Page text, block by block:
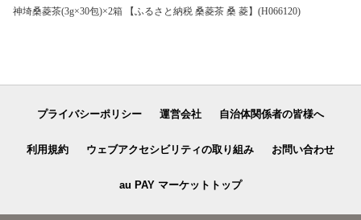
神埼桑菱茶(3g×30包)×2箱 【ふるさと納税 桑菱茶 桑 菱】(H066120)
プライバシーポリシー 運営会社 自治体関係者の皆様へ
利用規約 ウェブアクセシビリティの取り組み お問い合わせ
au PAY マーケットトップ